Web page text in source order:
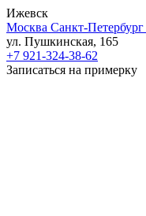
Ижевск
Москва Санкт-Петербург
ул. Пушкинская, 165
+7 921-324-38-62
Записаться на примерку